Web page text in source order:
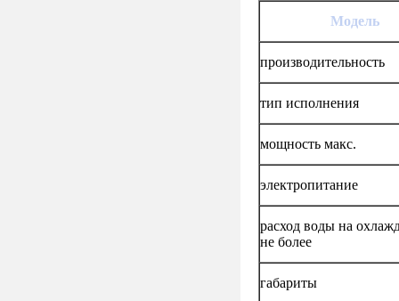
Модель
производительность
тип исполнения
мощность макс.
электропитание
расход воды на
не более
габариты